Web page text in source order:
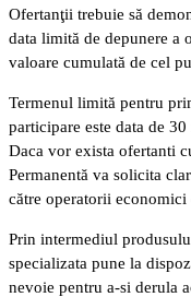
Ofertanţii trebuie să
data limită de depunere a
valoare cumulată de cel
Termenul limită pentru
participare este data de
Daca vor exista ofertanti
Permanentă va solicita
către operatorii
Prin intermediul
specializata pune la
nevoie pentru a-si derula